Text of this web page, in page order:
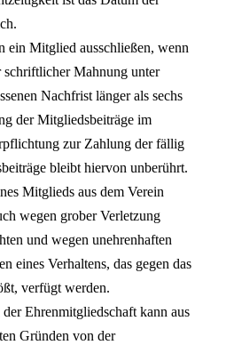
ein Mitglied ausschließen, wenn
schriftlicher Mahnung unter
Nachfrist länger als sechs
der Mitgliedsbeiträge im
zur Zahlung der fällig
bleibt hiervon unberührt.
Mitglieds aus dem Verein
wegen grober Verletzung
und wegen unehrenhaften
eines Verhaltens, das gegen das
verfügt werden.
Ehrenmitgliedschaft kann aus
Gründen von der